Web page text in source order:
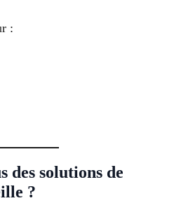
:
des solutions de
?